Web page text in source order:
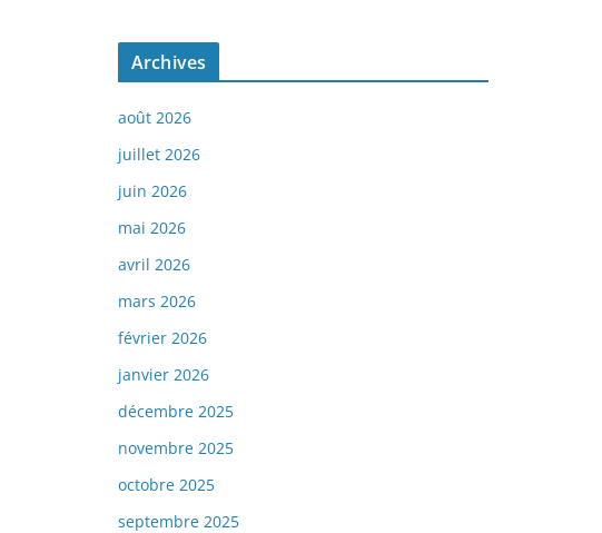
Archives
août 2026
juillet 2026
juin 2026
mai 2026
avril 2026
mars 2026
février 2026
janvier 2026
décembre 2025
novembre 2025
octobre 2025
septembre 2025